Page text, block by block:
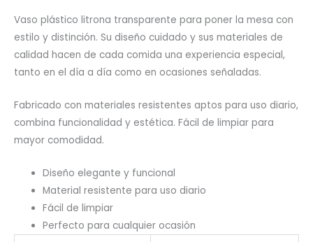
Vaso plástico litrona transparente para poner la mesa con
estilo y distinción. Su diseño cuidado y sus materiales de
calidad hacen de cada comida una experiencia especial,
tanto en el día a día como en ocasiones señaladas.
Fabricado con materiales resistentes aptos para uso diario,
combina funcionalidad y estética. Fácil de limpiar para
mayor comodidad.
Diseño elegante y funcional
Material resistente para uso diario
Fácil de limpiar
Perfecto para cualquier ocasión